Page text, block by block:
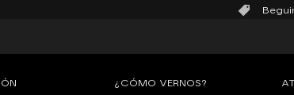
¿CÓMO VERNOS?